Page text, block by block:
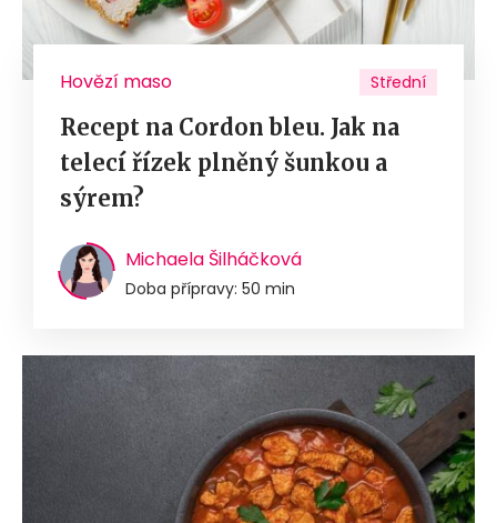
Hovězí maso Střední
Recept na Cordon bleu. Jak na
telecí řízek plněný šunkou a
sýrem?
Michaela Šilháčková
Doba přípravy: 50 min